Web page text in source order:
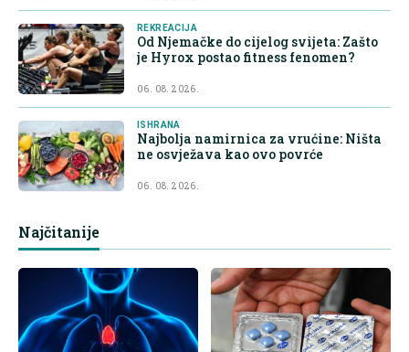
REKREACIJA
Od Njemačke do cijelog svijeta: Zašto
je Hyrox postao fitness fenomen?
06. 08. 2026.
ISHRANA
Najbolja namirnica za vrućine: Ništa
ne osvježava kao ovo povrće
06. 08. 2026.
Najčitanije